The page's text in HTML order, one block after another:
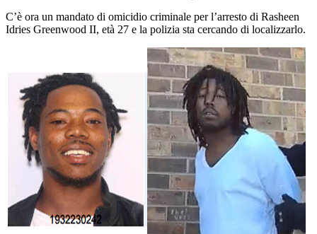
C’è ora un mandato di omicidio criminale per l’arresto di Rasheen
Idries Greenwood II, età 27 e la polizia sta cercando di localizzarlo.